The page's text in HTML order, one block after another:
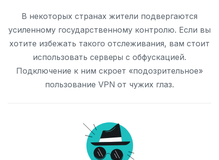
В некоторых странах жители подвергаются
усиленному государственному контролю. Если вы
хотите избежать такого отслеживания, вам стоит
использовать серверы с обфускацией.
Подключение к ним скроет «подозрительное»
пользование VPN от чужих глаз.